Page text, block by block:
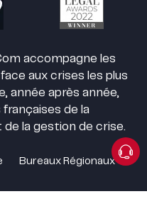
accompagne les
aux crises les plus
année après année,
de la
la gestion de crise.
Bureaux Régionaux